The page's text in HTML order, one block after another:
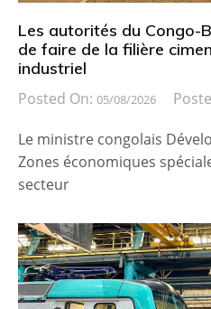
Les autorités du
de faire de la filière
industriel
Posted On: 05/08/2026
Le ministre congolais
Zones économiques
secteur